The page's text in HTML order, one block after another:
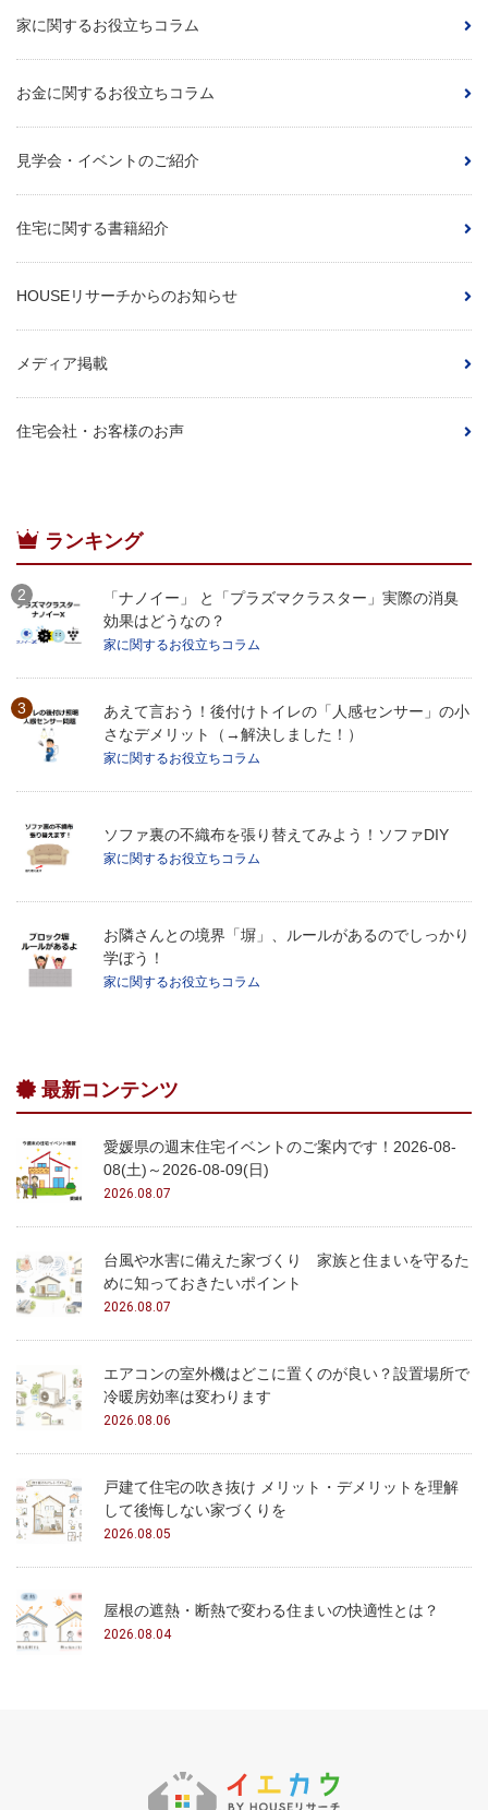
家に関するお役立ちコラム
お金に関するお役立ちコラム
見学会・イベントのご紹介
住宅に関する書籍紹介
HOUSEリサーチからのお知らせ
メディア掲載
住宅会社・お客様のお声
ランキング
「ナノイー」 と「プラズマクラスター」実際の消臭
効果はどうなの？
家に関するお役立ちコラム
あえて言おう！後付けトイレの「人感センサー」の小
さなデメリット（→解決しました！）
家に関するお役立ちコラム
ソファ裏の不織布を張り替えてみよう！ソファDIY
家に関するお役立ちコラム
お隣さんとの境界「塀」、ルールがあるのでしっかり
学ぼう！
家に関するお役立ちコラム
最新コンテンツ
愛媛県の週末住宅イベントのご案内です！2026-08-
08(土)～2026-08-09(日)
2026.08.07
台風や水害に備えた家づくり 家族と住まいを守るた
めに知っておきたいポイント
2026.08.07
エアコンの室外機はどこに置くのが良い？設置場所で
冷暖房効率は変わります
2026.08.06
戸建て住宅の吹き抜け メリット・デメリットを理解
して後悔しない家づくりを
2026.08.05
屋根の遮熱・断熱で変わる住まいの快適性とは？
2026.08.04